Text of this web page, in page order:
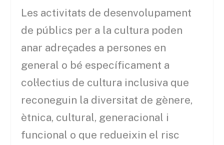
Les activitats de desenvolupament
de públics per a la cultura poden
anar adreçades a persones en
general o bé específicament a
col·lectius de cultura inclusiva que
reconeguin la diversitat de gènere,
ètnica, cultural, generacional i
funcional o que redueixin el risc